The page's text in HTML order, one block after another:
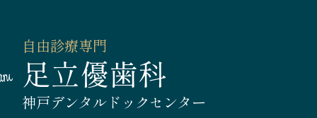
自由診療専門
足立優歯科
神戸デンタルドックセンター